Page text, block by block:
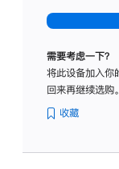
需要考虑一下？
将此设备加入你
回来再继续选购。
收藏